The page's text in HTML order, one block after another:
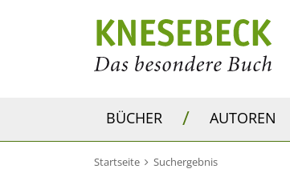
BÜCHER / AUTOREN
Startseite Suchergebnis